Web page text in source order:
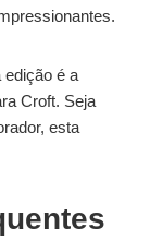
edição é a
Croft. Seja
esta